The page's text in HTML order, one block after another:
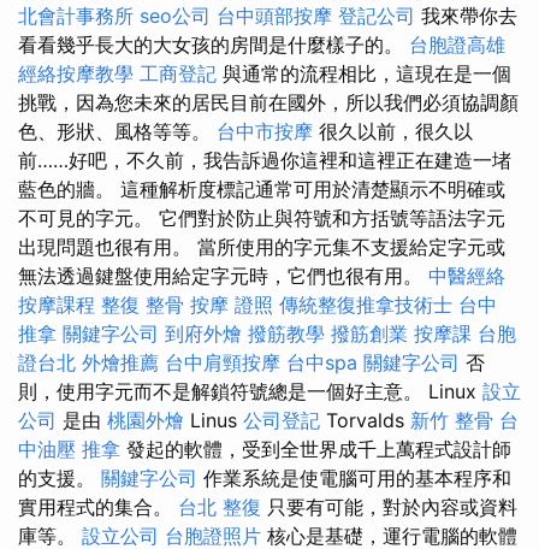
北會計事務所 seo公司 台中頭部按摩 登記公司 我來帶你去
看看幾乎長大的大女孩的房間是什麼樣子的。 台胞證高雄
經絡按摩教學 工商登記 與通常的流程相比，這現在是一個
挑戰，因為您未來的居民目前在國外，所以我們必須協調顏
色、形狀、風格等等。 台中市按摩 很久以前，很久以
前……好吧，不久前，我告訴過你這裡和這裡正在建造一堵
藍色的牆。 這種解析度標記通常可用於清楚顯示不明確或
不可見的字元。 它們對於防止與符號和方括號等語法字元
出現問題也很有用。 當所使用的字元集不支援給定字元或
無法透過鍵盤使用給定字元時，它們也很有用。 中醫經絡
按摩課程 整復 整骨 按摩 證照 傳統整復推拿技術士 台中
推拿 關鍵字公司 到府外燴 撥筋教學 撥筋創業 按摩課 台胞
證台北 外燴推薦 台中肩頸按摩 台中spa 關鍵字公司 否
則，使用字元而不是解鎖符號總是一個好主意。 Linux 設立
公司 是由 桃園外燴 Linus 公司登記 Torvalds 新竹 整骨 台
中油壓 推拿 發起的軟體，受到全世界成千上萬程式設計師
的支援。 關鍵字公司 作業系統是使電腦可用的基本程序和
實用程式的集合。 台北 整復 只要有可能，對於內容或資料
庫等。 設立公司 台胞證照片 核心是基礎，運行電腦的軟體